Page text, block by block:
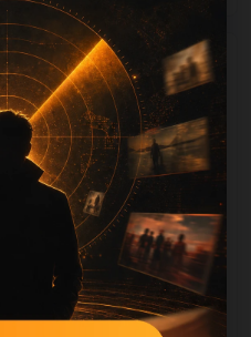
日少量新增的方式持续扩
推荐和清晰的层级路径，
27篇作为本栏目的初始建
度、稳定内链结构，并为
。如果后续发现页面缺
文不足，将进入每日